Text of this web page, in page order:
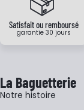
Satisfait ou remboursé
garantie 30 jours
La Baguetterie
Notre histoire